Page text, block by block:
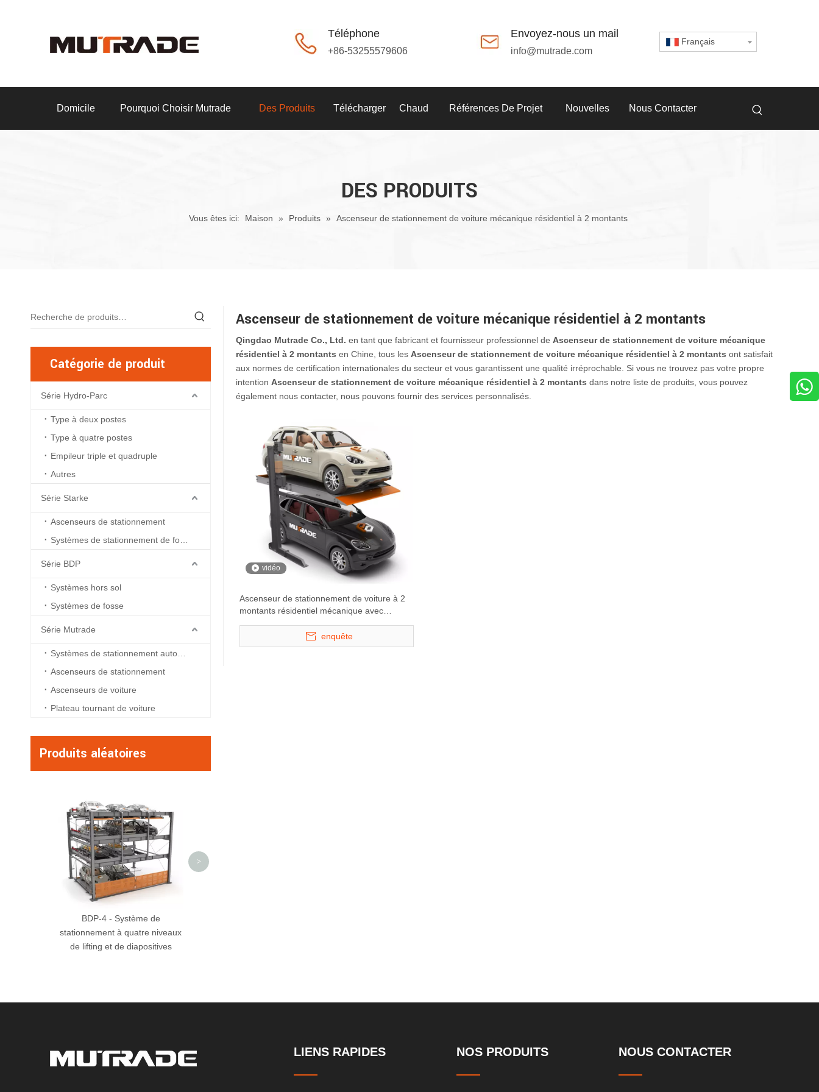
Téléphone
+86-53255579606
Envoyez-nous un mail
info@mutrade.com
Français
Domicile Pourquoi Choisir Mutrade Des Produits Télécharger Chaud Références De Projet Nouvelles Nous Contacter
DES PRODUITS
Vous êtes ici: Maison » Produits » Ascenseur de stationnement de voiture mécanique résidentiel à 2 montants
Catégorie de produit
Série Hydro-Parc
Type à deux postes
Type à quatre postes
Empileur triple et quadruple
Autres
Série Starke
Ascenseurs de stationnement
Série BDP
Systèmes hors sol
Systèmes de fosse
Série Mutrade
Ascenseurs de stationnement
Ascenseurs de voiture
Plateau tournant de voiture
Produits aléatoires
BDP-4 - Système de
stationnement à quatre niveaux
de lifting et de diapositives
>
Ascenseur de stationnement de voiture mécanique résidentiel à 2 montants
Qingdao Mutrade Co., Ltd. en tant que fabricant et fournisseur professionnel de Ascenseur de stationnement de voiture mécanique
résidentiel à 2 montants en Chine, tous les Ascenseur de stationnement de voiture mécanique résidentiel à 2 montants ont satisfait
aux normes de certification internationales du secteur et vous garantissent une qualité irréprochable. Si vous ne trouvez pas votre propre
intention Ascenseur de stationnement de voiture mécanique résidentiel à 2 montants dans notre liste de produits, vous pouvez
également nous contacter, nous pouvons fournir des services personnalisés.
vidéo
Ascenseur de stationnement de voiture à 2
montants résidentiel mécanique avec
enquête
LIENS RAPIDES NOS PRODUITS NOUS CONTACTER